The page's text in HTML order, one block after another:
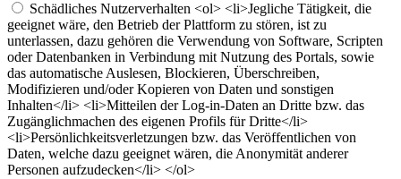
Schädliches Nutzerverhalten <ol> <li>Jegliche Tätigkeit, die
geeignet wäre, den Betrieb der Plattform zu stören, ist zu
unterlassen, dazu gehören die Verwendung von Software, Scripten
oder Datenbanken in Verbindung mit Nutzung des Portals, sowie
das automatische Auslesen, Blockieren, Überschreiben,
Modifizieren und/oder Kopieren von Daten und sonstigen
Inhalten</li> <li>Mitteilen der Log-in-Daten an Dritte bzw. das
Zugänglichmachen des eigenen Profils für Dritte</li>
<li>Persönlichkeitsverletzungen bzw. das Veröffentlichen von
Daten, welche dazu geeignet wären, die Anonymität anderer
Personen aufzudecken</li> </ol>